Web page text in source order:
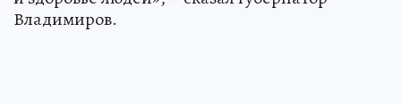
Владимиров.